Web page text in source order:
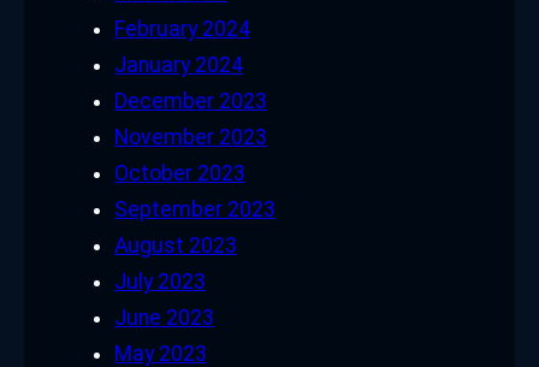
February 2024
January 2024
December 2023
November 2023
October 2023
September 2023
August 2023
July 2023
June 2023
May 2023